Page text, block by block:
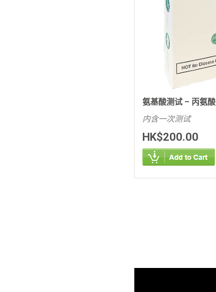
氨基酸测试 – 丙氨酸
内含一次测试
HK$200.00